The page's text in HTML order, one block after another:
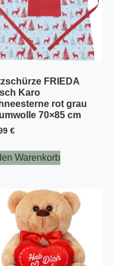
FRIEDA
Karo
rot grau
70×85 cm
€
Warenkorb